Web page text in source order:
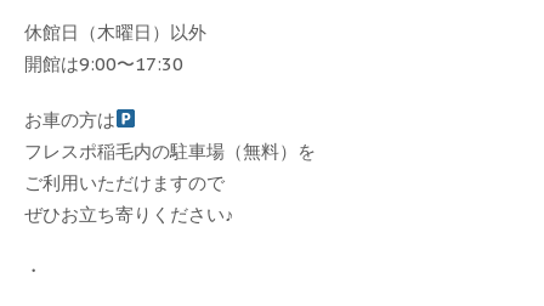
休館日（木曜日）以外
開館は9:00〜17:30
お車の方は
フレスポ稲毛内の駐車場（無料）を
ご利用いただけますので
ぜひお立ち寄りください♪
・